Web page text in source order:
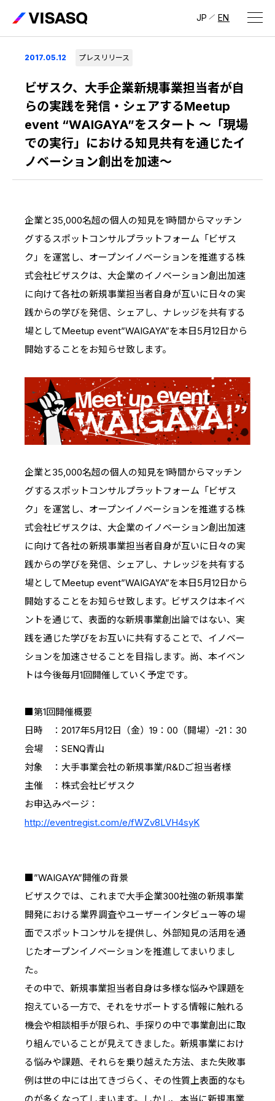
JP EN
会社情報
ビザスクについて
CEOメッセージ
経営メンバー
IR情報トップ
IRスケジュール
業績ハイライト
株式について
よくある質問
ディスクロージャーポリシー
採用情報
採用サイト（日本）
新卒採用
中途採用：ビジネス職・コーポレート職
中途採用：開発職・デザイナー職
2017.05.12 プレスリリース
ビザスク、大手企業新規事業担当者が自
らの実践を発信・シェアするMeetup
event “WAIGAYA”をスタート ～「現場
での実行」における知見共有を通じたイ
ノベーション創出を加速～
企業と35,000名超の個人の知見を1時間からマッチン
グするスポットコンサルプラットフォーム「ビザス
ク」を運営し、オープンイノベーションを推進する株
式会社ビザスクは、大企業のイノベーション創出加速
に向けて各社の新規事業担当者自身が互いに日々の実
践からの学びを発信、シェアし、ナレッジを共有する
場としてMeetup event”WAIGAYA”を本日5月12日から
開始することをお知らせ致します。
企業と35,000名超の個人の知見を1時間からマッチン
グするスポットコンサルプラットフォーム「ビザス
ク」を運営し、オープンイノベーションを推進する株
式会社ビザスクは、大企業のイノベーション創出加速
に向けて各社の新規事業担当者自身が互いに日々の実
践からの学びを発信、シェアし、ナレッジを共有する
場としてMeetup event”WAIGAYA”を本日5月12日から
開始することをお知らせ致します。ビザスクは本イベ
ントを通じて、表面的な新規事業創出論ではない、実
践を通じた学びをお互いに共有することで、イノベー
ションを加速させることを目指します。尚、本イベン
トは今後毎月1回開催していく予定です。
■第1回開催概要
日時 ：2017年5月12日（金）19：00（開場）-21：30
会場 ：SENQ青山
対象 ：大手事業会社の新規事業/R&Dご担当者様
主催 ：株式会社ビザスク
お申込みページ：
http://eventregist.com/e/fWZv8LVH4syK
■”WAIGAYA”開催の背景
ビザスクでは、これまで大手企業300社強の新規事業
開発における業界調査やユーザーインタビュー等の場
面でスポットコンサルを提供し、外部知見の活用を通
じたオープンイノベーションを推進してまいりまし
た。
その中で、新規事業担当者自身は多様な悩みや課題を
抱えている一方で、それをサポートする情報に触れる
機会や相談相手が限られ、手探りの中で事業創出に取
り組んでいることが見えてきました。新規事業におけ
る悩みや課題、それらを乗り越えた方法、また失敗事
例は世の中には出てきづらく、その性質上表面的なも